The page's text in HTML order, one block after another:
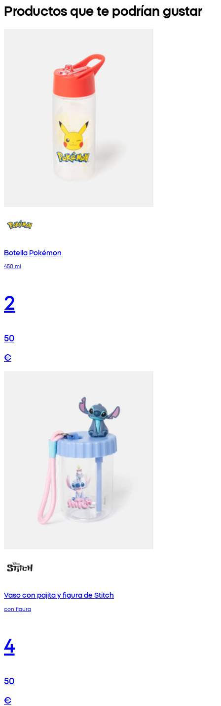
Productos que te podrían gustar
Botella Pokémon
450 ml
2
50
€
Vaso con pajita y figura de Stitch
con figura
4
50
€